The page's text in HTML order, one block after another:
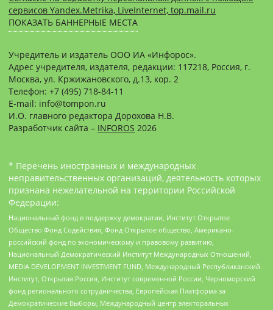
сервисов Yandex.Metrika, LiveInternet, top.mail.ru
ПОКАЗАТЬ БАННЕРНЫЕ МЕСТА
Учредитель и издатель ООО ИА «Инфорос».
Адрес учредителя, издателя, редакции: 117218, Россия, г.
Москва, ул. Кржижановского, д.13, кор. 2
Телефон: +7 (495) 718-84-11
E-mail: info@tompon.ru
И.О. главного редактора Дорохова Н.В.
Разработчик сайта – INFOROS 2026
* Перечень иностранных и международных
неправительственных организаций, деятельность которых
признана нежелательной на территории Российской
Федерации:
Национальный фонд в поддержку демократии, Институт Открытое
Общество Фонд Содействия, Фонд Открытое общество, Американо-
российский фонд по экономическому и правовому развитию,
Национальный Демократический Институт Международных Отношений,
MEDIA DEVELOPMENT INVESTMENT FUND, Международный Республиканский
Институт, Открытая Россия, Институт современной России, Черноморский
фонд регионального сотрудничества, Европейская Платформа за
Демократические Выборы, Международный центр электоральных